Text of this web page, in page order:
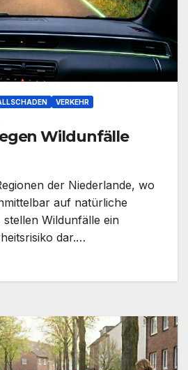
VERKEHR
Wildunfälle
der Niederlande, wo
auf natürliche
Wildunfälle ein
dar.…